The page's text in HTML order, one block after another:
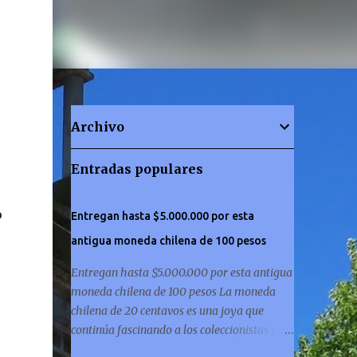
Archivo
Entradas populares
Entregan hasta $5.000.000 por esta
antigua moneda chilena de 100 pesos
Entregan hasta $5.000.000 por esta antigua
moneda chilena de 100 pesos La moneda
chilena de 20 centavos es una joya que
continúa fascinando a los coleccionistas y a